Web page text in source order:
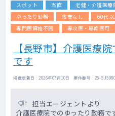
スポット 当直 老健・介護医療
ゆったり勤務
残業なし 60代
専門医資格不問
専攻医・専修医可
【長野市】介護医療
です
掲載更新日 : 2026年07月10日 案件番号 : 26-
担当エージェントより
介護医療院でのゆったり勤務で